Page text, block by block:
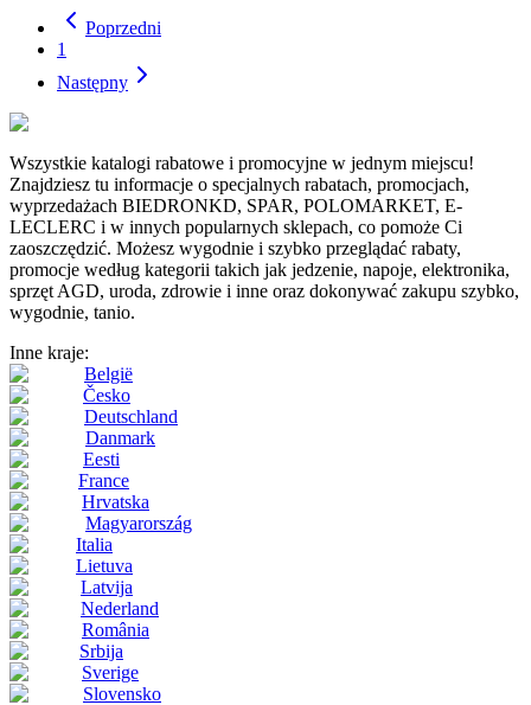
Poprzedni
1
Następny
Wszystkie katalogi rabatowe i promocyjne w jednym miejscu!
Znajdziesz tu informacje o specjalnych rabatach, promocjach,
wyprzedażach BIEDRONKD, SPAR, POLOMARKET, E-
LECLERC i w innych popularnych sklepach, co pomoże Ci
zaoszczędzić. Możesz wygodnie i szybko przeglądać rabaty,
promocje według kategorii takich jak jedzenie, napoje, elektronika,
sprzęt AGD, uroda, zdrowie i inne oraz dokonywać zakupu szybko,
wygodnie, tanio.
Inne kraje:
België
Česko
Deutschland
Danmark
Eesti
France
Hrvatska
Magyarország
Italia
Lietuva
Latvija
Nederland
România
Srbija
Sverige
Slovensko